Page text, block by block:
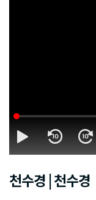
천수경 | 천수경